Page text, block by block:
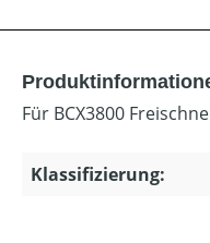
Für BCX3800
Klassifizierung: